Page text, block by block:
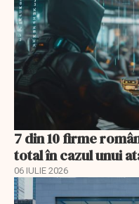
7 din 10 firme
total în cazul unui
06 IULIE 2026